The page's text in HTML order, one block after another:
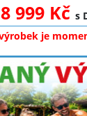
8 999 Kč s
je